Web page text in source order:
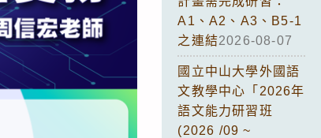
A1、A2、A3、B5-1
之連結2026-08-07
國立中山大學外國語
文教學中心「2026年
語文能力研習班
(2026 /09 ~